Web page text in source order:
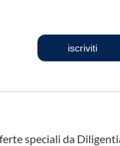
iscriviti
speciali da